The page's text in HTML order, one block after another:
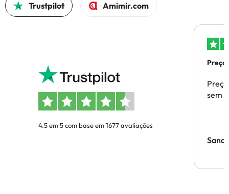
Trustpilot Amimir.com
4.5 em 5 com base em 1677 avaliações
sem